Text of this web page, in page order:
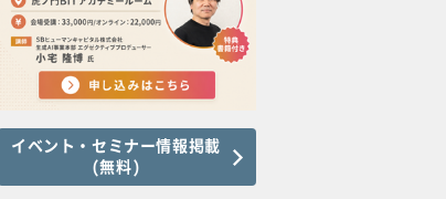
イベント・セミナー情報掲載
(無料)